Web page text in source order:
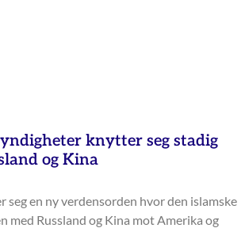
knytter seg stadig
og Kina
seg en ny verdensorden hvor den islamske
med Russland og Kina mot Amerika og